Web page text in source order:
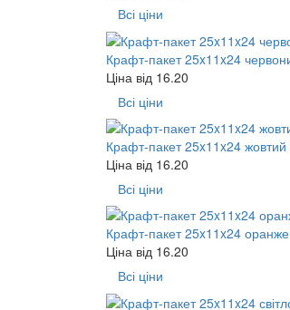
Всі ціни
Крафт-пакет 25x11x24
Ціна від 16.20
Всі ціни
Крафт-пакет 25x11x24
Ціна від 16.20
Всі ціни
Крафт-пакет 25x11x24
Ціна від 16.20
Всі ціни